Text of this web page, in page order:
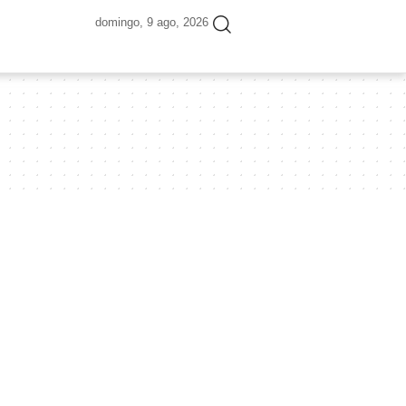
domingo, 9 ago, 2026